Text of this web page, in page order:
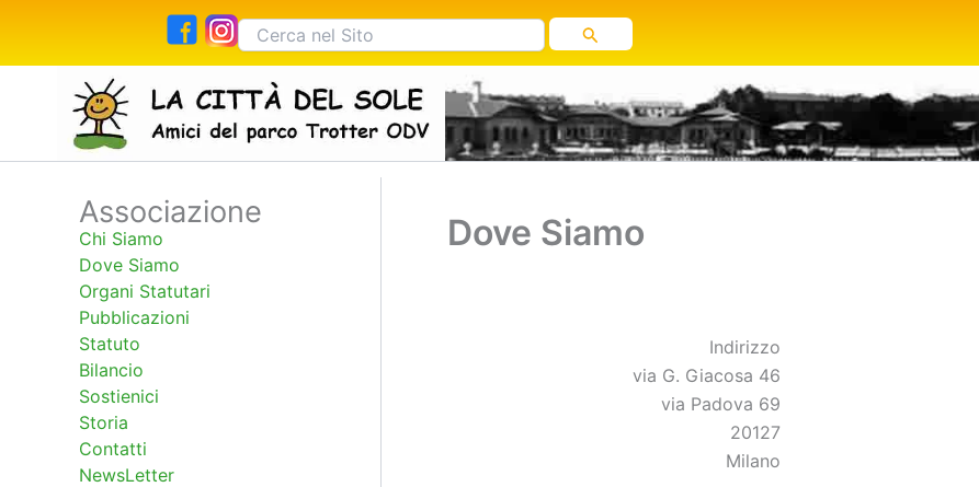
contenuto
Cerca:
Cerca
Associazione
Chi Siamo
Dove Siamo
Organi Statutari
Pubblicazioni
Statuto
Bilancio
Sostienici
Storia
Contatti
NewsLetter
Dove Siamo
Indirizzo
via G. Giacosa 46
via Padova 69
20127
Milano